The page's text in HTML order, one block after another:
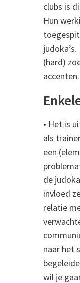
clubs is
Hun
(hard)
accenten.
• Het is
als
een
de
invloed
relatie
naar het
wil je